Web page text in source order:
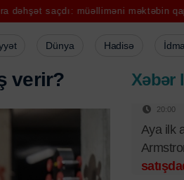
müəlliməni məktəbin qapısında
Dünya Hadisə
verir? Xəbər
20:00
Aya ilk